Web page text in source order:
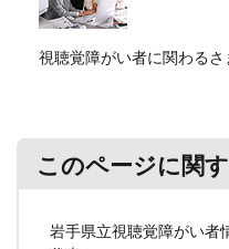
視聴覚障がい者に関わるさ
このページに関
岩手県立視聴覚障がい者